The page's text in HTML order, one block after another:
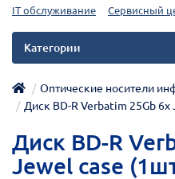
IT обслуживание
Сервисный
Категории
Оптические носители
Диск BD-R Verbatim 25Gb
Диск BD-R
Jewel case